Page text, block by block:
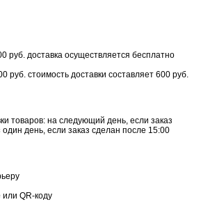
руб. доставка осуществляется бесплатно
руб. стоимость доставки составляет 600 руб.
товаров: на следующий день, если заказ
день, если заказ сделан после 15:00
QR-коду